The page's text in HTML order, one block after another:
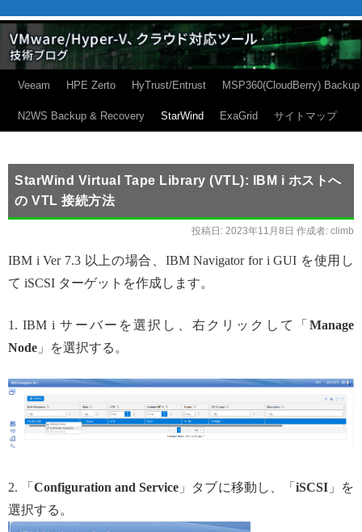
Veeam HPE Zerto HyTrust/Entrust MSP360(CloudBerry) Backup
N2WS Backup & Recovery StarWind ExaGrid サイトマップ
StarWind Virtual Tape Library (VTL): IBM i ホストへ
の VTL 接続方法
投稿日: 2023年11月8日 作成者: climb
IBM i Ver 7.3 以上の場合、IBM Navigator for i GUI を使用し
て iSCSI ターゲットを作成します。
1. IBM i サーバーを選択し、右クリックして「 Manage
Node 」を選択する。
2. 「Configuration and Service 」タブに移動し、「 iSCSI」を
選択する。